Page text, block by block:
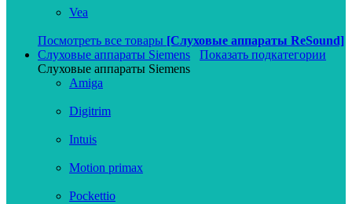
Vea
Посмотреть все товары [Слуховые аппараты ReSound]
Слуховые аппараты Siemens
Показать подкатегории
Слуховые аппараты Siemens
Amiga
Digitrim
Intuis
Motion primax
Pockettio